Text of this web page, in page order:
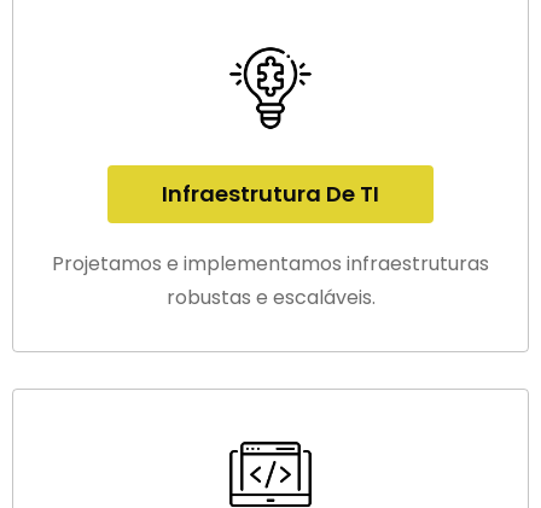
Infraestrutura De TI
Projetamos e implementamos infraestruturas
robustas e escaláveis.